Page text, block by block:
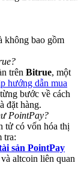
prize pool!
không bao gồm
trên Bitrue, một
hướng dẫn mua
bước về cách
đặt hàng.
PointPay?
tử có vốn hóa thị
tra:
sản PointPay
altcoin liên quan